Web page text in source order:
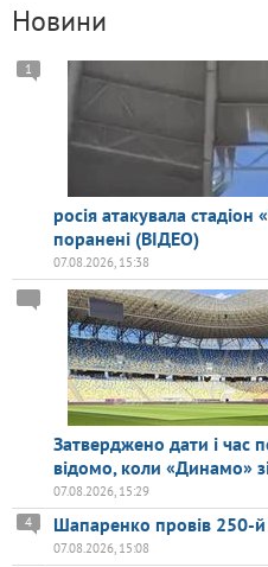
Новини
росія атакувала
поранені (ВІДЕО)
1
07.08.2026, 15:38
Затверджено дати і час
відомо, коли «Динамо»
07.08.2026, 15:29
Шапаренко провів 250-
4
07.08.2026, 15:08